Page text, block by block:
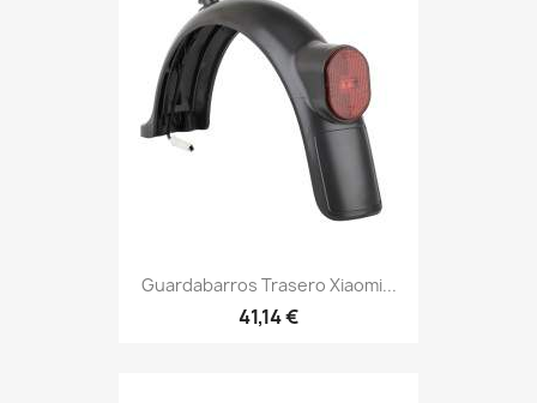
Guardabarros Trasero Xiaomi...
41,14 €